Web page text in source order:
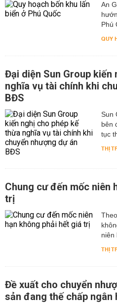
An
Phú
QUY
Đại diện Sun Group kiến
nghĩa vụ tài chính khi
BĐS
Sun
bên
tục
THỊ
Chung cư đến mốc niên
trị
niên
THỊ
Đề xuất cho chuyển
sản đang thế chấp ngân